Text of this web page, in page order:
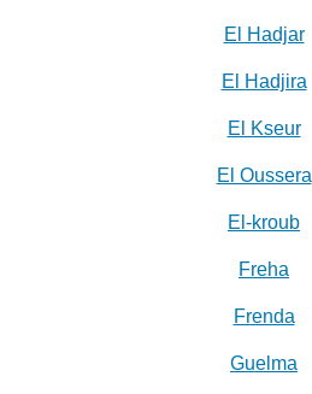
El Hadjar
El Hadjira
El Kseur
El Oussera
El-kroub
Freha
Frenda
Guelma